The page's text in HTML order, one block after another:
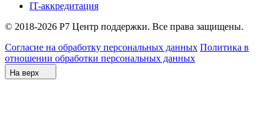
IT-аккредитация
© 2018-2026 Р7 Центр поддержки. Все права защищены.
Согласие на обработку персональных данных Политика в
отношении обработки персональных данных
На верх